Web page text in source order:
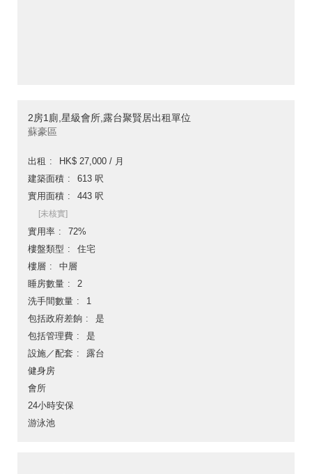
2房1廁,星級會所,露台聚賢居出租單位
蘇豪區
出租
HK$ 27,000 / 月
建築面積
613 呎
實用面積
443 呎
[未核實]
實用率
72%
樓盤類型
住宅
樓層
中層
睡房數量
2
洗手間數量
1
包括政府差餉
是
包括管理費
是
設施／配套
露台
健身房
會所
24小時安保
游泳池